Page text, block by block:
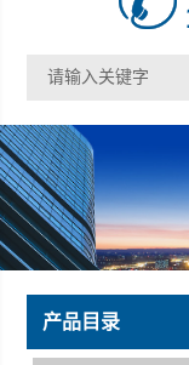
产品目录